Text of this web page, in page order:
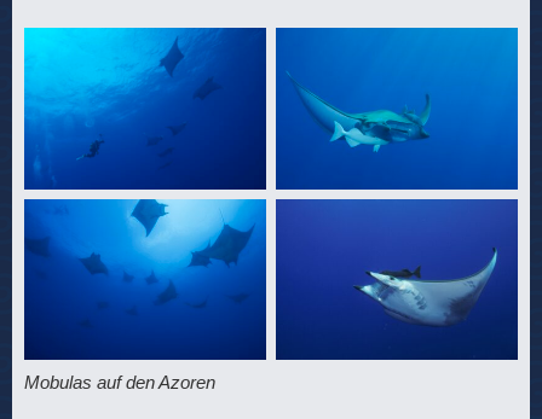
Mobulas auf den Azoren